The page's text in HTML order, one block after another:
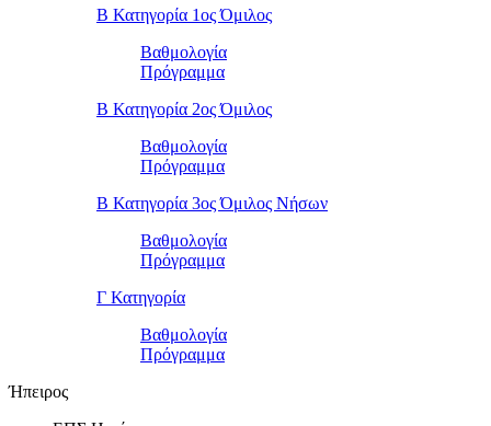
Β Κατηγορία 1ος Όμιλος
Βαθμολογία
Πρόγραμμα
Β Κατηγορία 2ος Όμιλος
Βαθμολογία
Πρόγραμμα
Β Κατηγορία 3ος Όμιλος Νήσων
Βαθμολογία
Πρόγραμμα
Γ Κατηγορία
Βαθμολογία
Πρόγραμμα
Ήπειρος